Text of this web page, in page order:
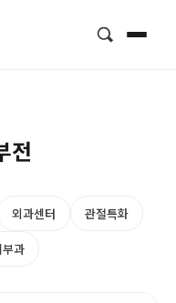
전
외과센터 관절특화
과